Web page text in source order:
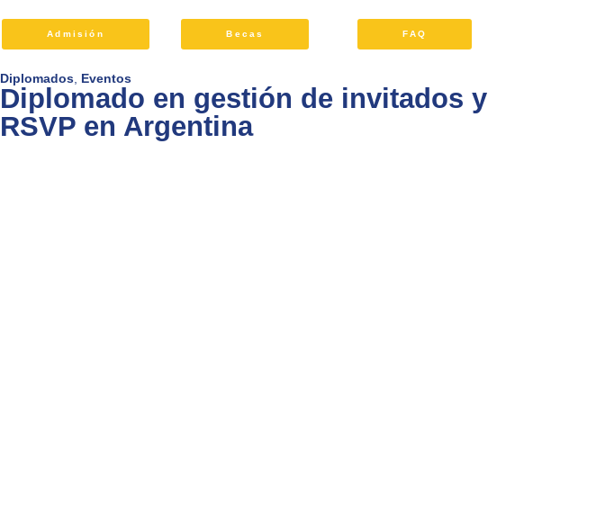
Admisión Becas FAQ
Diplomados Eventos
Diplomado en gestión de invitados y
RSVP en Argentina